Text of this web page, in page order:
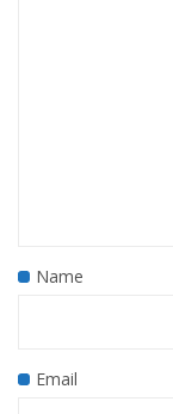
Name
Email